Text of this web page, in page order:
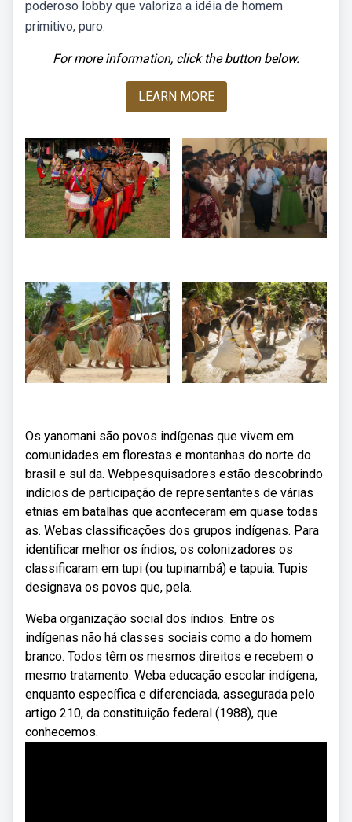
poderoso lobby que valoriza a idéia de homem
primitivo, puro.
For more information, click the button below.
LEARN MORE
Os yanomani são povos indígenas que vivem em
comunidades em florestas e montanhas do norte do
brasil e sul da. Webpesquisadores estão descobrindo
indícios de participação de representantes de várias
etnias em batalhas que aconteceram em quase todas
as. Webas classificações dos grupos indígenas. Para
identificar melhor os índios, os colonizadores os
classificaram em tupi (ou tupinambá) e tapuia. Tupis
designava os povos que, pela.
Weba organização social dos índios. Entre os
indígenas não há classes sociais como a do homem
branco. Todos têm os mesmos direitos e recebem o
mesmo tratamento. Weba educação escolar indígena,
enquanto específica e diferenciada, assegurada pelo
artigo 210, da constituição federal (1988), que
conhecemos.